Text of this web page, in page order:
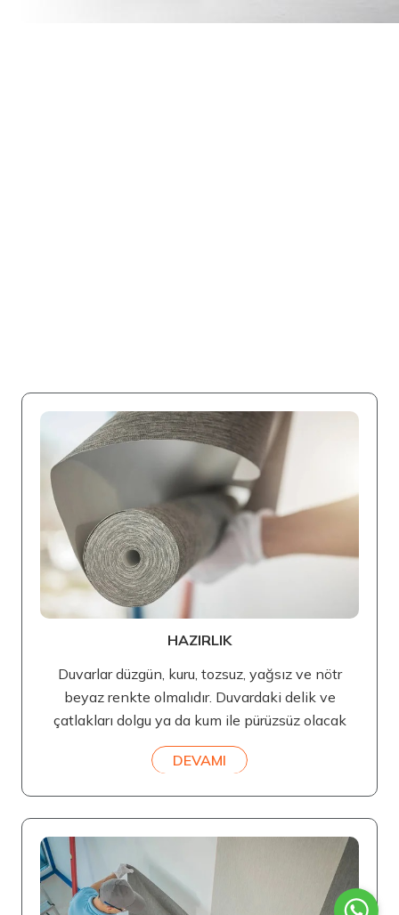
HAZIRLIK
Duvarlar düzgün, kuru, tozsuz, yağsız ve nötr
beyaz renkte olmalıdır. Duvardaki delik ve
çatlakları dolgu ya da kum ile pürüzsüz olacak
DEVAMI